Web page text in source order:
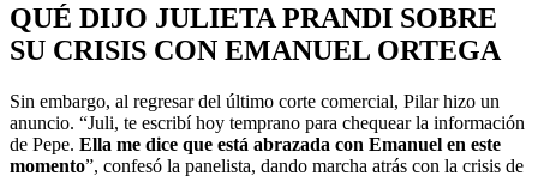
QUÉ DIJO JULIETA PRANDI SOBRE
SU CRISIS CON EMANUEL ORTEGA
Sin embargo, al regresar del último corte comercial, Pilar hizo un
anuncio. “Juli, te escribí hoy temprano para chequear la información
de Pepe. Ella me dice que está abrazada con Emanuel en este
momento”, confesó la panelista, dando marcha atrás con la crisis de